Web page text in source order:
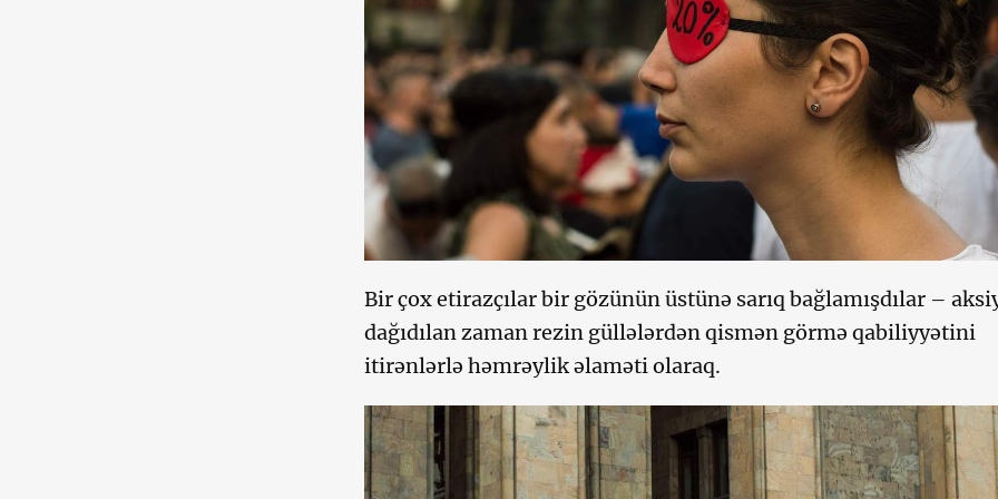
Bir çox etirazçılar bir gözünün üstünə sarıq bağlamışdılar –
dağıdılan zaman rezin güllələrdən qismən görmə qabiliyyətini
itirənlərlə həmrəylik əlaməti olaraq.